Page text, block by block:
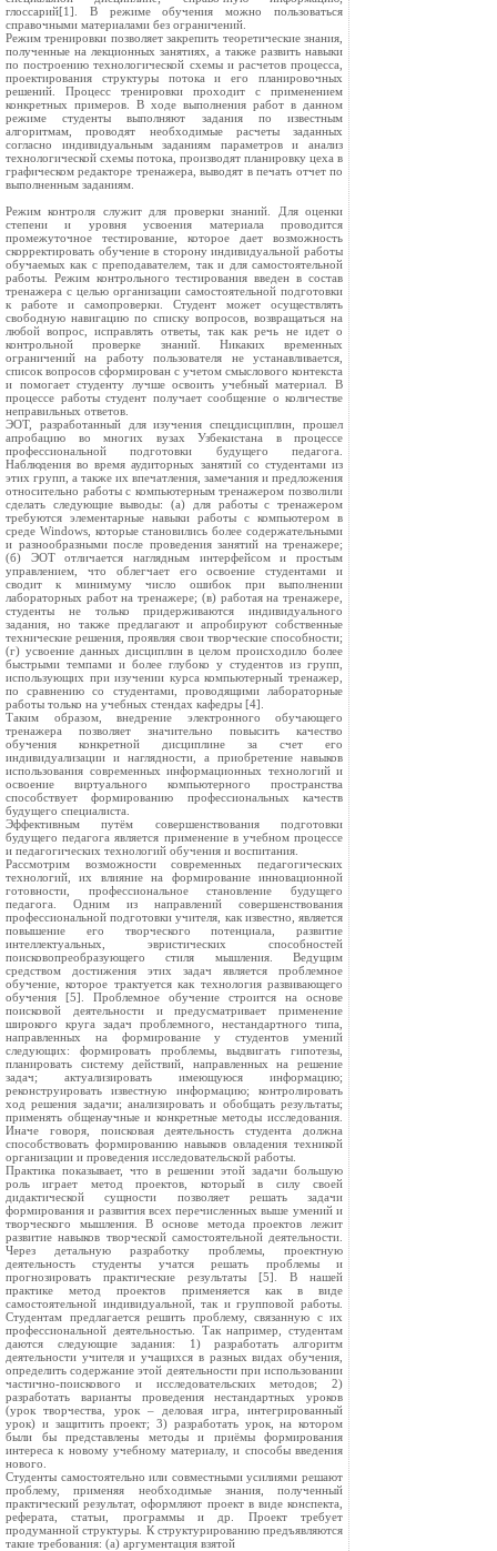
глоссарий[1]. В режиме обучения можно пользоваться
справочными материалами без ограничений.
Режим тренировки позволяет закрепить теоретические знания,
полученные на лекционных занятиях, а также развить навыки
по построению технологической схемы и расчетов процесса,
проектирования структуры потока и его планировочных
решений. Процесс тренировки проходит с применением
конкретных примеров. В ходе выполнения работ в данном
режиме студенты выполняют задания по известным
алгоритмам, проводят необходимые расчеты заданных
согласно индивидуальным заданиям параметров и анализ
технологической схемы потока, производят планировку цеха в
графическом редакторе тренажера, выводят в печать отчет по
выполненным заданиям.
Режим контроля служит для проверки знаний. Для оценки
степени и уровня усвоения материала проводится
промежуточное тестирование, которое дает возможность
скорректировать обучение в сторону индивидуальной работы
обучаемых как с преподавателем, так и для самостоятельной
работы. Режим контрольного тестирования введен в состав
тренажера с целью организации самостоятельной подготовки
к работе и самопроверки. Студент может осуществлять
свободную навигацию по списку вопросов, возвращаться на
любой вопрос, исправлять ответы, так как речь не идет о
контрольной проверке знаний. Никаких временных
ограничений на работу пользователя не устанавливается,
список вопросов сформирован с учетом смыслового контекста
и помогает студенту лучше освоить учебный материал. В
процессе работы студент получает сообщение о количестве
неправильных ответов.
ЭОТ, разработанный для изучения спецдисциплин, прошел
апробацию во многих вузах Узбекистана в процессе
профессиональной подготовки будущего педагога.
Наблюдения во время аудиторных занятий со студентами из
этих групп, а также их впечатления, замечания и предложения
относительно работы с компьютерным тренажером позволили
сделать следующие выводы: (а) для работы с тренажером
требуются элементарные навыки работы с компьютером в
среде Windows, которые становились более содержательными
и разнообразными после проведения занятий на тренажере;
(б) ЭОТ отличается наглядным интерфейсом и простым
управлением, что облегчает его освоение студентами и
сводит к минимуму число ошибок при выполнении
лабораторных работ на тренажере; (в) работая на тренажере,
студенты не только придерживаются индивидуального
задания, но также предлагают и апробируют собственные
технические решения, проявляя свои творческие способности;
(г) усвоение данных дисциплин в целом происходило более
быстрыми темпами и более глубоко у студентов из групп,
использующих при изучении курса компьютерный тренажер,
по сравнению со студентами, проводящими лабораторные
работы только на учебных стендах кафедры [4].
Таким образом, внедрение электронного обучающего
тренажера позволяет значительно повысить качество
обучения конкретной дисциплине за счет его
индивидуализации и наглядности, а приобретение навыков
использования современных информационных технологий и
освоение виртуального компьютерного пространства
способствует формированию профессиональных качеств
будущего специалиста.
Эффективным путём совершенствования подготовки
будущего педагога является применение в учебном процессе
и педагогических технологий обучения и воспитания.
Рассмотрим возможности современных педагогических
технологий, их влияние на формирование инновационной
готовности, профессиональное становление будущего
педагога. Одним из направлений совершенствования
профессиональной подготовки учителя, как известно, является
повышение его творческого потенциала, развитие
интеллектуальных, эвристических способностей
поисковопреобразующего стиля мышления. Ведущим
средством достижения этих задач является проблемное
обучение, которое трактуется как технология развивающего
обучения [5]. Проблемное обучение строится на основе
поисковой деятельности и предусматривает применение
широкого круга задач проблемного, нестандартного типа,
направленных на формирование у студентов умений
следующих: формировать проблемы, выдвигать гипотезы,
планировать систему действий, направленных на решение
задач; актуализировать имеющуюся информацию;
реконструировать известную информацию; контролировать
ход решения задачи; анализировать и обобщать результаты;
применять общенаучные и конкретные методы исследования.
Иначе говоря, поисковая деятельность студента должна
способствовать формированию навыков овладения техникой
организации и проведения исследовательской работы.
Практика показывает, что в решении этой задачи большую
роль играет метод проектов, который в силу своей
дидактической сущности позволяет решать задачи
формирования и развития всех перечисленных выше умений и
творческого мышления. В основе метода проектов лежит
развитие навыков творческой самостоятельной деятельности.
Через детальную разработку проблемы, проектную
деятельность студенты учатся решать проблемы и
прогнозировать практические результаты [5]. В нашей
практике метод проектов применяется как в виде
самостоятельной индивидуальной, так и групповой работы.
Студентам предлагается решить проблему, связанную с их
профессиональной деятельностью. Так например, студентам
даются следующие задания: 1) разработать алгоритм
деятельности учителя и учащихся в разных видах обучения,
определить содержание этой деятельности при использовании
частично-поискового и исследовательских методов; 2)
разработать варианты проведения нестандартных уроков
(урок творчества, урок – деловая игра, интегрированный
урок) и защитить проект; 3) разработать урок, на котором
были бы представлены методы и приёмы формирования
интереса к новому учебному материалу, и способы введения
нового.
Студенты самостоятельно или совместными усилиями решают
проблему, применяя необходимые знания, полученный
практический результат, оформляют проект в виде конспекта,
реферата, статьи, программы и др. Проект требует
продуманной структуры. К структурированию предъявляются
такие требования: (а) аргументация взятой